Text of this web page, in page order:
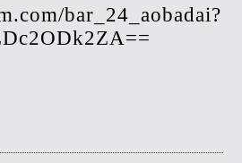
bar_24_aobadai?